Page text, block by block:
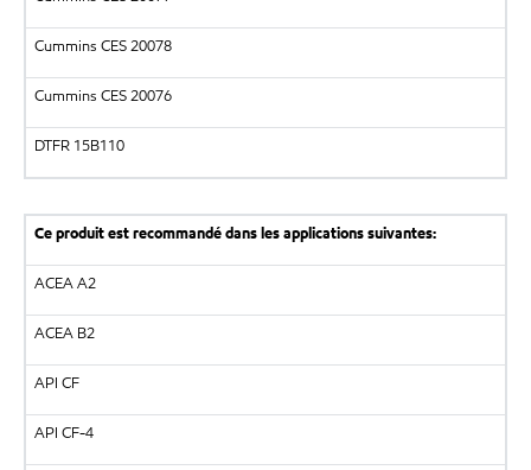
Cummins CES 20078
Cummins CES 20076
DTFR 15B110
Ce produit est recommandé dans les applications suivantes:
ACEA A2
ACEA B2
API CF
API CF-4